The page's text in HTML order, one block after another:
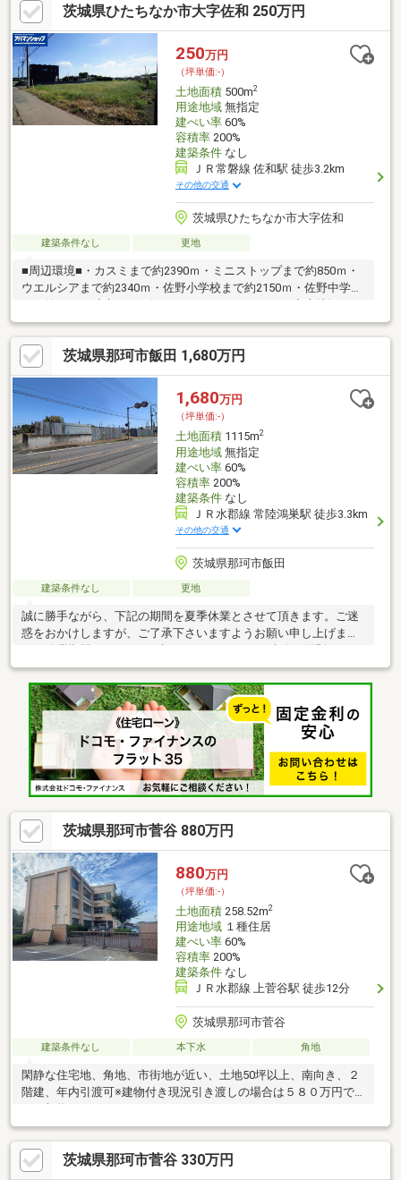
茨城県ひたちなか市大字佐和 250万円
250万円
（坪単価:-）
土地面積500m2
用途地域無指定
建ぺい率60%
容積率200%
建築条件なし
ＪＲ常磐線 佐和駅 徒歩3.2km
その他の交通
茨城県ひたちなか市大字佐和
建築条件なし 更地
■周辺環境■・カスミまで約2390ｍ・ミニストップまで約850ｍ・
ウエルシアまで約2340ｍ・佐野小学校まで約2150ｍ・佐野中学校
同時に、お客様が気になるハウスメーカーや建築業者様を無料で
ご相談いただけます！また当社にて建築担当営業様もご紹介いた
します！お気軽にご相談ください♪
茨城県那珂市飯田 1,680万円
1,680万円
（坪単価:-）
土地面積1115m2
用途地域無指定
建ぺい率60%
容積率200%
建築条件なし
ＪＲ水郡線 常陸鴻巣駅 徒歩3.3km
その他の交通
茨城県那珂市飯田
建築条件なし 更地
誠に勝手ながら、下記の期間を夏季休業とさせて頂きます。ご迷
惑をおかけしますが、ご了承下さいますようお願い申し上げま
す。休業期間：8月12日（水）～8月16日（日）建築は原則不可で
すが那珂市区域指定の指定対象集落地内(飯田地区)のため建築可
能
茨城県那珂市菅谷 880万円
880万円
（坪単価:-）
土地面積258.52m2
用途地域１種住居
建ぺい率60%
容積率200%
建築条件なし
ＪＲ水郡線 上菅谷駅 徒歩12分
茨城県那珂市菅谷
建築条件なし 本下水 角地
閑静な住宅地、角地、市街地が近い、土地50坪以上、南向き、２
階建、年内引渡可※建物付き現況引き渡しの場合は５８０万円で
茨城県那珂市菅谷 330万円